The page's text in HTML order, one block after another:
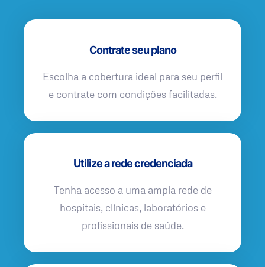
Contrate seu plano
Escolha a cobertura ideal para seu perfil
e contrate com condições facilitadas.
Utilize a rede credenciada
Tenha acesso a uma ampla rede de
hospitais, clínicas, laboratórios e
profissionais de saúde.